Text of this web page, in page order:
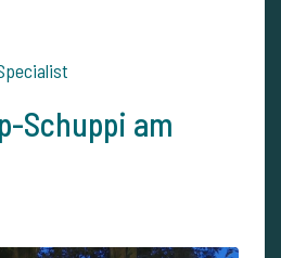
Schuppi am